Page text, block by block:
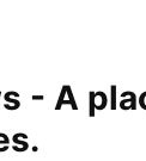
- A